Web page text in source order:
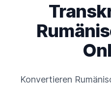
Konvertieren